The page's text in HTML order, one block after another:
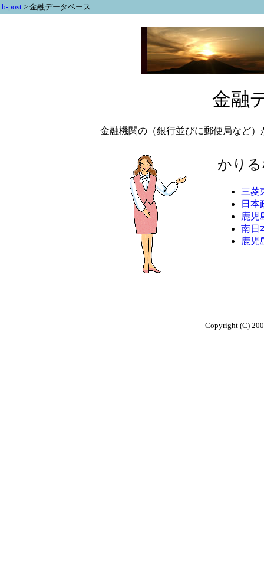
b-post > 金融データベース
金融
金融機関の（銀行並びに郵便局など
かり
三菱
日本
鹿児
南日
鹿児
Copyright (C)